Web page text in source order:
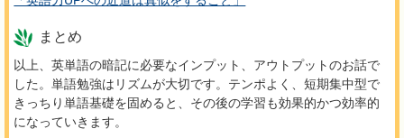
まとめ
以上、英単語の暗記に必要なインプット、アウトプットのお話で
した。単語勉強はリズムが大切です。テンポよく、短期集中型で
きっちり単語基礎を固めると、その後の学習も効果的かつ効率的
になっていきます。